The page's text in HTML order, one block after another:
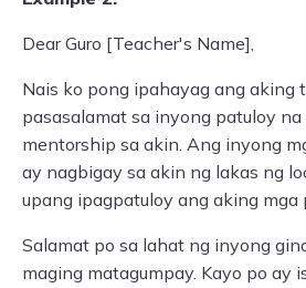
Dear Guro [Teacher's Name],
Nais ko pong ipahayag ang aking
pasasalamat sa inyong patuloy
mentorship sa akin. Ang inyong
ay nagbigay sa akin ng lakas ng
upang ipagpatuloy ang aking mga
Salamat po sa lahat ng inyong
maging matagumpay. Kayo po ay